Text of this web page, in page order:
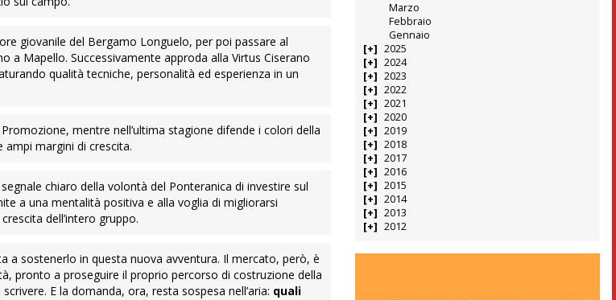
giovanile del Bergamo Longuelo, per poi passare al
a Mapello. Successivamente approda alla Virtus Ciserano
qualità tecniche, personalità ed esperienza in un
mentre nell’ultima stagione difende i colori della
margini di crescita.
chiaro della volontà del Ponteranica di investire sul
a una mentalità positiva e alla voglia di migliorarsi
dell’intero gruppo.
a sostenerlo in questa nuova avventura. Il mercato, però, è
pronto a proseguire il proprio percorso di costruzione della
E la domanda, ora, resta sospesa nell’aria: quali
Marzo
Febbraio
Gennaio
2025
2024
2023
2022
2021
2020
2019
2018
2017
2016
2015
2014
2013
2012